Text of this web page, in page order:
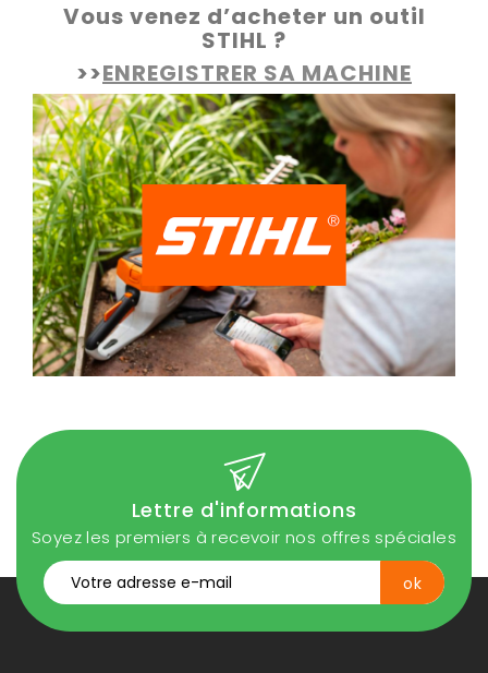
Vous venez d’acheter un outil
STIHL ?
>>ENREGISTRER SA MACHINE
Lettre d'informations
Soyez les premiers à recevoir nos offres spéciales